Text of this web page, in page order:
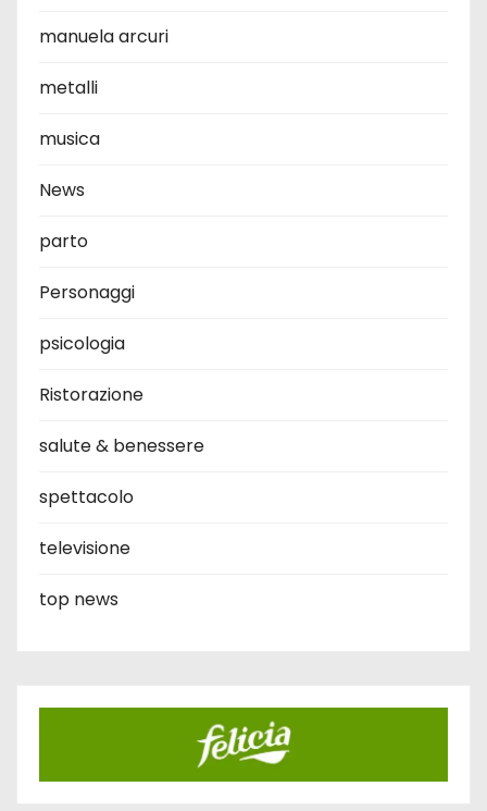
manuela arcuri
metalli
musica
News
parto
Personaggi
psicologia
Ristorazione
salute & benessere
spettacolo
televisione
top news